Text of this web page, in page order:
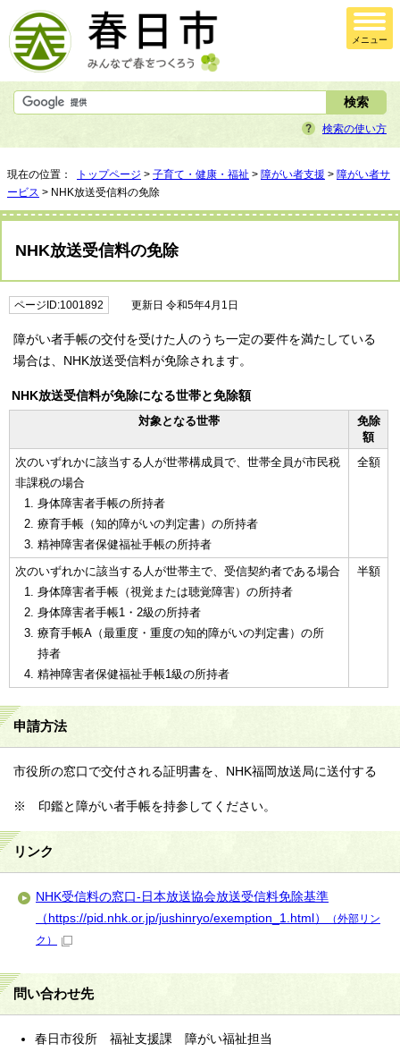
メニュー
検索の使い方
現在の位置： トップページ > 子育て・健康・福祉 > 障がい者支援 > 障がい者サ
ービス > NHK放送受信料の免除
NHK放送受信料の免除
ページID:1001892 更新日 令和5年4月1日
障がい者手帳の交付を受けた人のうち一定の要件を満たしている
場合は、NHK放送受信料が免除されます。
NHK放送受信料が免除になる世帯と免除額
対象となる世帯
免除
額
次のいずれかに該当する人が世帯構成員で、世帯全員が市民税
非課税の場合
身体障害者手帳の所持者
療育手帳（知的障がいの判定書）の所持者
精神障害者保健福祉手帳の所持者
全額
次のいずれかに該当する人が世帯主で、受信契約者である場合
身体障害者手帳（視覚または聴覚障害）の所持者
身体障害者手帳1・2級の所持者
療育手帳A（最重度・重度の知的障がいの判定書）の所
持者
精神障害者保健福祉手帳1級の所持者
半額
申請方法
市役所の窓口で交付される証明書を、NHK福岡放送局に送付する
※ 印鑑と障がい者手帳を持参してください。
リンク
NHK受信料の窓口-日本放送協会放送受信料免除基準
（https://pid.nhk.or.jp/jushinryo/exemption_1.html）
（外部リン
ク）
問い合わせ先
春日市役所 福祉支援課 障がい福祉担当